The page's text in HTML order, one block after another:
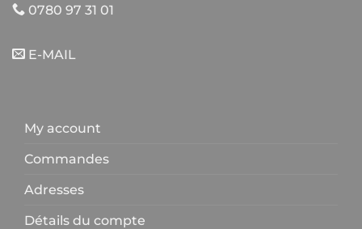
0780 97 31 01
E-MAIL
My account
Commandes
Adresses
Détails du compte